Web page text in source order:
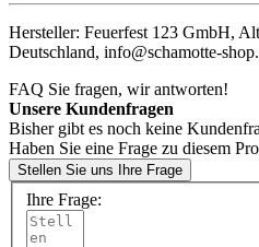
Hersteller: Feuerfest 123 GmbH,
Deutschland, info@schamotte-
FAQ Sie fragen, wir antworten!
Unsere Kundenfragen
Bisher gibt es noch keine
Haben Sie eine Frage zu diesem
Stellen Sie uns Ihre Frage
Ihre Frage: